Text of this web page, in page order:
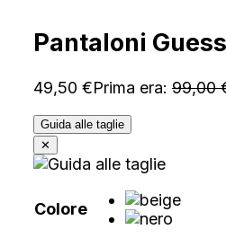
Pantaloni
49,50 €Prima era: 99,00
Guida alle taglie
✕
Colore